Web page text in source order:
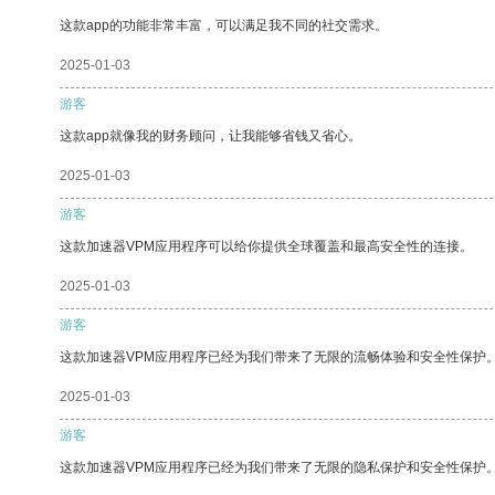
这款app的功能非常丰富，可以满足我不同的社交需求。
2025-01-03
游客
这款app就像我的财务顾问，让我能够省钱又省心。
2025-01-03
游客
这款加速器VPM应用程序可以给你提供全球覆盖和最高安全性的连接。
2025-01-03
游客
这款加速器VPM应用程序已经为我们带来了无限的流畅体验和安全性保护
2025-01-03
游客
这款加速器VPM应用程序已经为我们带来了无限的隐私保护和安全性保护